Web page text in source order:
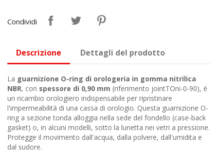
Condividi
Descrizione Dettagli del prodotto
La guarnizione O-ring di orologeria in gomma nitrilica
NBR, con spessore di 0,90 mm (riferimento jointTOni-0-90), è
un ricambio orologiero indispensabile per ripristinare
l'impermeabilità di una cassa di orologio. Questa guarnizione O-
ring a sezione tonda alloggia nella sede del fondello (case-back
gasket) o, in alcuni modelli, sotto la lunetta nei vetri a pressione.
Protegge il movimento dall'acqua, dalla polvere, dall'umidita e
dal sudore.